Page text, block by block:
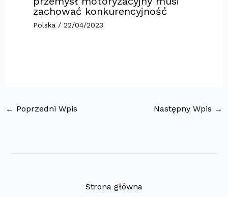
zachować konkurencyjność
Polska/ 22/04/2023
← Poprzedni Wpis Następny Wpis →
Strona główna